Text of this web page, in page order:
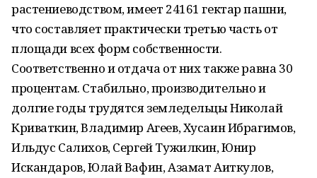
растениеводством, имеет 24161 гектар пашни,
что составляет практически третью часть от
площади всех форм собственности.
Соответственно и отдача от них также равна 30
процентам. Стабильно, производительно и
долгие годы трудятся земледельцы Николай
Криваткин, Владимир Агеев, Хусаин Ибрагимов,
Ильдус Салихов, Сергей Тужилкин, Юнир
Искандаров, Юлай Вафин, Азамат Аиткулов,